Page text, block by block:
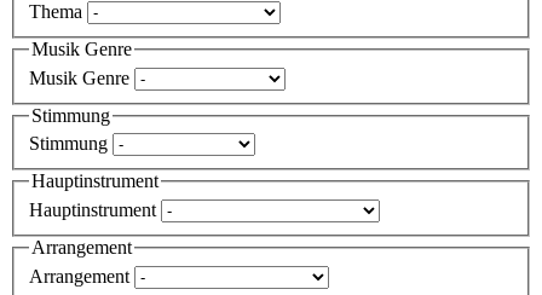
Thema
Musik Genre
Musik Genre
Stimmung
Stimmung
Hauptinstrument
Hauptinstrument
Arrangement
Arrangement